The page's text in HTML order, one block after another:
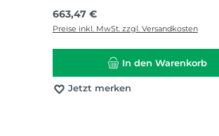
Regulärer Preis:
663,47 €
Preise inkl. MwSt. zzgl. Versandkosten
In den Warenkorb
Jetzt merken